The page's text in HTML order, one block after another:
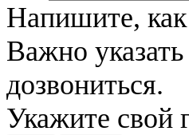
Напишите,
Важно
дозвониться.
Укажите свой